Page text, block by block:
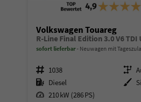
Volkswagen Touareg
R-Line Final Edition 3.0 V6 TDI
sofort lieferbar Neuwagen mit
Fahrzeugnr. 1038 Getriebe
Kraftstoff Diesel Außenfarbe
Leistung 210 kW (286 PS)